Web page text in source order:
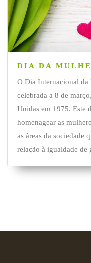
DIA DA
O Dia Internacional da
celebrada a 8 de
Unidas em 1975. Este
homenagear as
as áreas da sociedade
relação à igualdade de